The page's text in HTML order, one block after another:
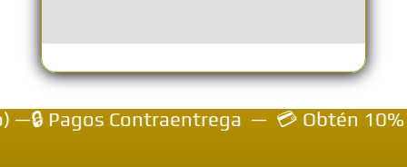
Contraentrega — 💳 Obtén